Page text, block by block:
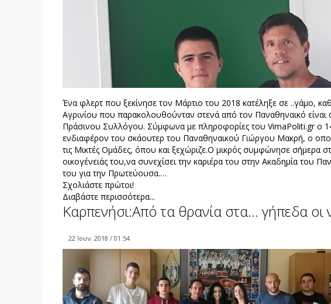
Ένα φλερτ που ξεκίνησε τον Μάρτιο του 2018 κατέληξε σε ..γάμο,
Αγρινίου που παρακολουθούνταν στενά από τον Παναθηναικό είναι
Πράσινου Συλλόγου. Σύμφωνα με πληροφορίες του VimaPoliti.gr ο
ενδιαφέρον του σκάουτερ του Παναθηναικού Γιώργου Μακρή, ο
τις Μικτές Ομάδες, όπου και ξεχώριζε.Ο μικρός συμφώνησε σήμερα
οικογένειάς του,να συνεχίσει την καριέρα του στην Ακαδημία του
του για την Πρωτεύουσα.…
Σχολιάστε πρώτοι!
Διαβάστε περισσότερα...
Καρπενήσι:Από τα θρανία στα… γήπεδα οι
22 Ιουν. 2018 / 01:54